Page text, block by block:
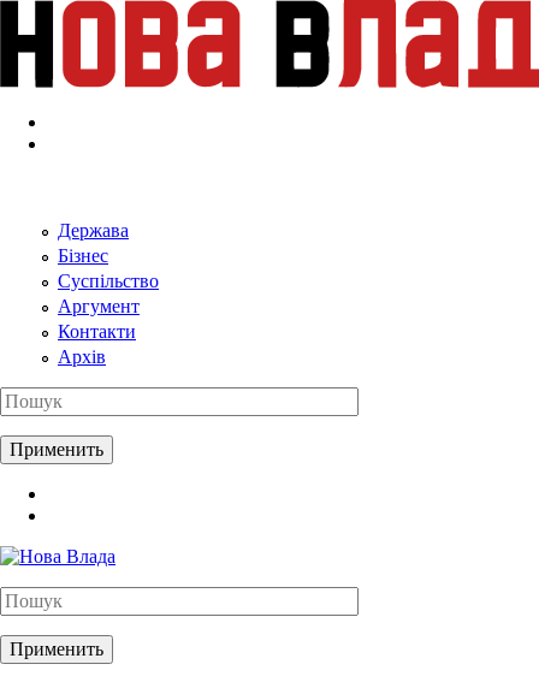
Перейти к основному содержанию
Держава
Бізнес
Суспільство
Аргумент
Контакти
Архів